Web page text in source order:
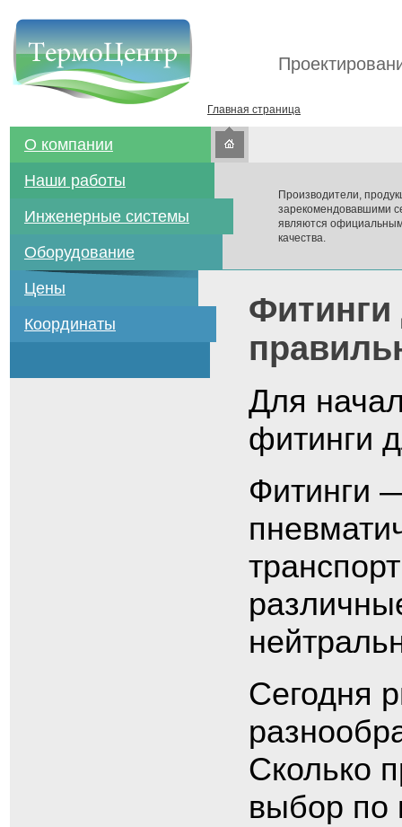
Главная страница
О компании
Наши работы
Инженерные системы
Оборудование
Цены
Координаты
Производители,
зарекомендовавшими
являются
качества.
Фитинги
Для
фитинги
Фитинги
Сегодня
Сколько
выбор по